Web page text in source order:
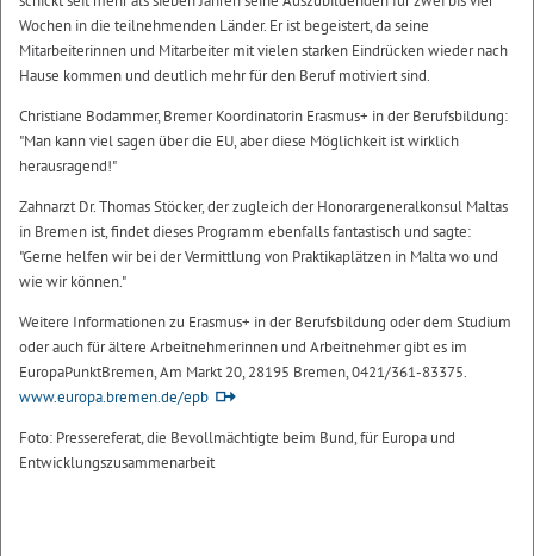
Wochen in die teilnehmenden Länder. Er ist begeistert, da seine
Mitarbeiterinnen und Mitarbeiter mit vielen starken Eindrücken wieder nach
Hause kommen und deutlich mehr für den Beruf motiviert sind.
Christiane Bodammer, Bremer Koordinatorin Erasmus+ in der Berufsbildung:
"Man kann viel sagen über die EU, aber diese Möglichkeit ist wirklich
herausragend!"
Zahnarzt Dr. Thomas Stöcker, der zugleich der Honorargeneralkonsul Maltas
in Bremen ist, findet dieses Programm ebenfalls fantastisch und sagte:
"Gerne helfen wir bei der Vermittlung von Praktikaplätzen in Malta wo und
wie wir können."
Weitere Informationen zu Erasmus+ in der Berufsbildung oder dem Studium
oder auch für ältere Arbeitnehmerinnen und Arbeitnehmer gibt es im
EuropaPunktBremen, Am Markt 20, 28195 Bremen, 0421/361-83375.
www.europa.bremen.de/epb
Foto: Pressereferat, die Bevollmächtigte beim Bund, für Europa und
Entwicklungszusammenarbeit